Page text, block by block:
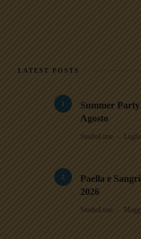
LATEST POSTS
1
Summer
Agosto
StudioLime
2
Paella e
2026
StudioLime